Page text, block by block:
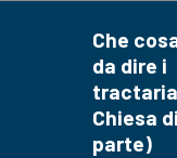
Che
da dire i
Chiesa
parte)